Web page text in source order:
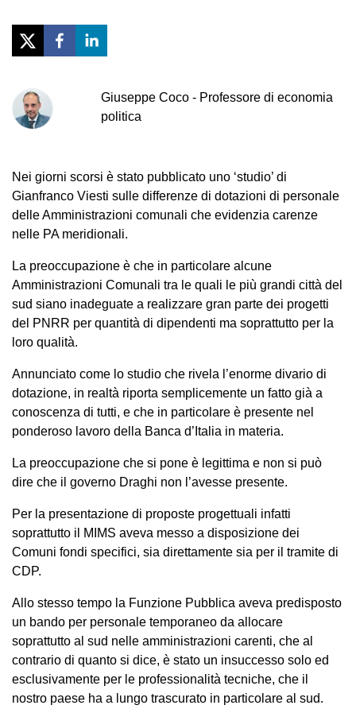
Giuseppe Coco - Professore di economia
politica
Nei giorni scorsi è stato pubblicato uno ‘studio’ di
Gianfranco Viesti sulle differenze di dotazioni di personale
delle Amministrazioni comunali che evidenzia carenze
nelle PA meridionali.
La preoccupazione è che in particolare alcune
Amministrazioni Comunali tra le quali le più grandi città del
sud siano inadeguate a realizzare gran parte dei progetti
del PNRR per quantità di dipendenti ma soprattutto per la
loro qualità.
Annunciato come lo studio che rivela l’enorme divario di
dotazione, in realtà riporta semplicemente un fatto già a
conoscenza di tutti, e che in particolare è presente nel
ponderoso lavoro della Banca d’Italia in materia.
La preoccupazione che si pone è legittima e non si può
dire che il governo Draghi non l’avesse presente.
Per la presentazione di proposte progettuali infatti
soprattutto il MIMS aveva messo a disposizione dei
Comuni fondi specifici, sia direttamente sia per il tramite di
CDP.
Allo stesso tempo la Funzione Pubblica aveva predisposto
un bando per personale temporaneo da allocare
soprattutto al sud nelle amministrazioni carenti, che al
contrario di quanto si dice, è stato un insuccesso solo ed
esclusivamente per le professionalità tecniche, che il
nostro paese ha a lungo trascurato in particolare al sud.